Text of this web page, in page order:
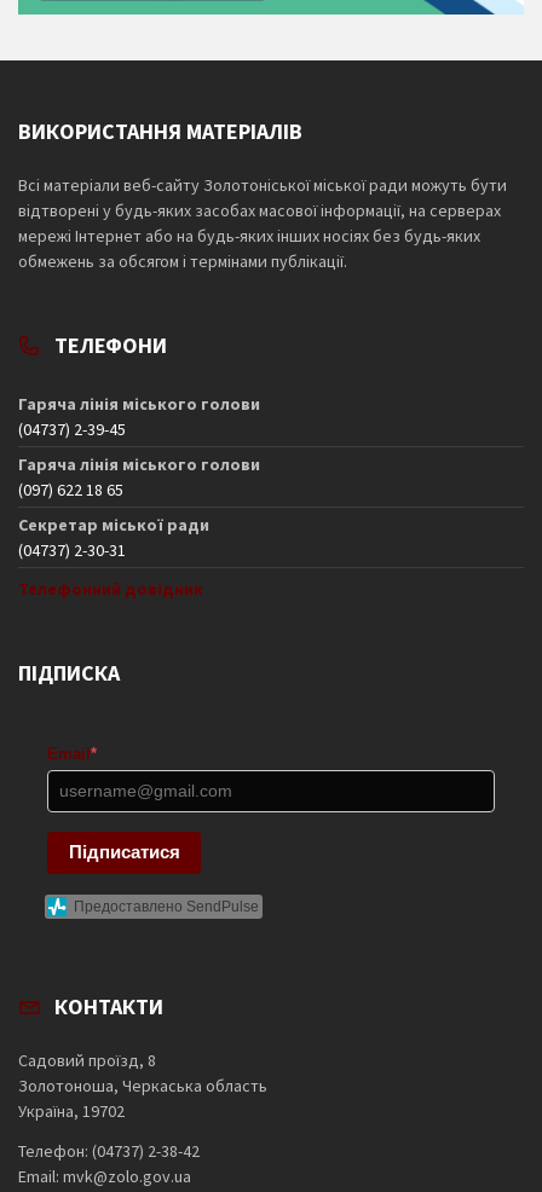
ВИКОРИСТАННЯ МАТЕРІАЛІВ
Всі матеріали веб-сайту Золотоніської міської ради можуть бути
відтворені у будь-яких засобах масової інформації, на серверах
мережі Інтернет або на будь-яких інших носіях без будь-яких
обмежень за обсягом і термінами публікації.
ТЕЛЕФОНИ
Гаряча лінія міського голови
(04737) 2-39-45
Гаряча лінія міського голови
(097) 622 18 65
Секретар міської ради
(04737) 2-30-31
Телефонний довідник
ПІДПИСКА
Email *
Підписатися
Предоставлено SendPulse
КОНТАКТИ
Садовий проїзд, 8
Золотоноша, Черкаська область
Україна, 19702
Телефон: (04737) 2-38-42
Email: mvk@zolo.gov.ua